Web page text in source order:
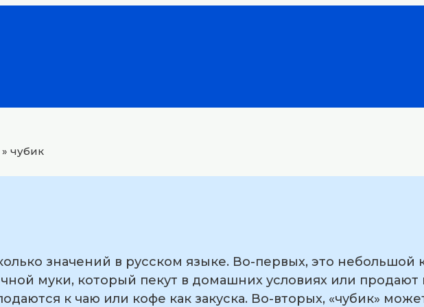
» чубик
значений в русском языке. Во-первых, это небольшой
муки, который пекут в домашних условиях или продают
к чаю или кофе как закуска. Во-вторых, «чубик»